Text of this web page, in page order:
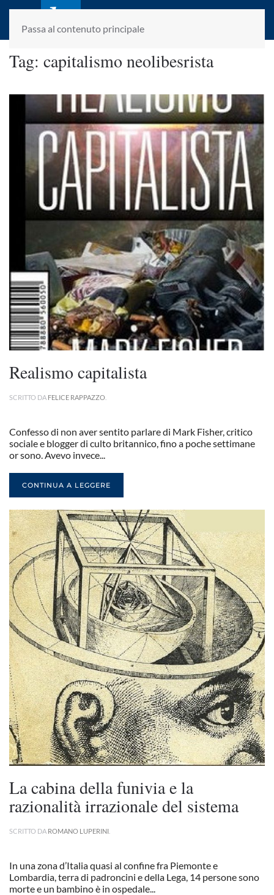
Passa al contenuto principale
laletteraturaenoi.it
fondato da Romano Luperini
Tag: capitalismo neolibesrista
Realismo capitalista
SCRITTO DA FELICE RAPPAZZO
Confesso di non aver sentito parlare di Mark Fisher, critico
sociale e blogger di culto britannico, fino a poche settimane
or sono. Avevo invece...
CONTINUA A LEGGERE
La cabina della funivia e la
razionalità irrazionale del sistema
SCRITTO DA ROMANO LUPERINI
In una zona d’Italia quasi al confine fra Piemonte e
Lombardia, terra di padroncini e della Lega, 14 persone sono
morte e un bambino è in ospedale...